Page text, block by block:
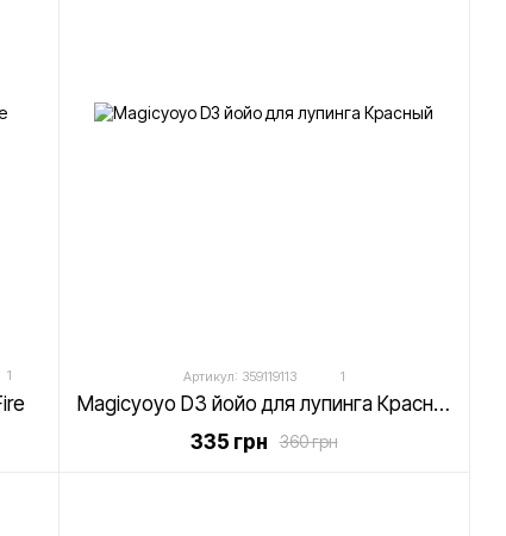
1 Артикул: 359119113 1
Magicyoyo D3 йойо для лупинга Красный
360 грн
335 грн